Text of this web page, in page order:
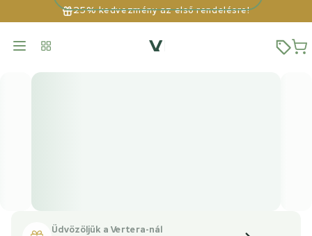
25% kedvezmény az első rendelésre!
Üdvözöljük a Vertera-nál